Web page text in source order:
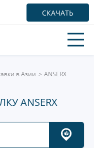
СКАЧАТЬ
в Азии ANSERX
ANSERX